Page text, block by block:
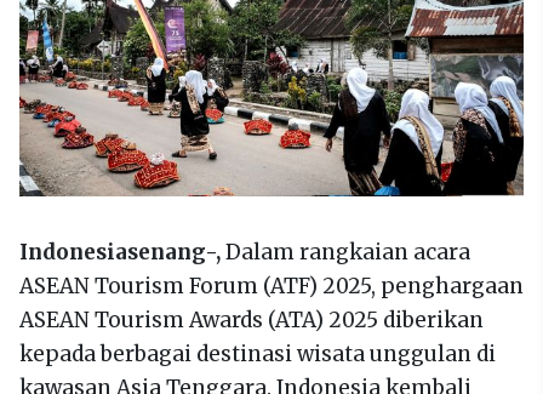
Indonesiasenang-,Dalam rangkaian acara
ASEAN Tourism Forum (ATF) 2025, penghargaan
ASEAN Tourism Awards (ATA) 2025 diberikan
kepada berbagai destinasi wisata unggulan di
kawasan Asia Tenggara. Indonesia kembali